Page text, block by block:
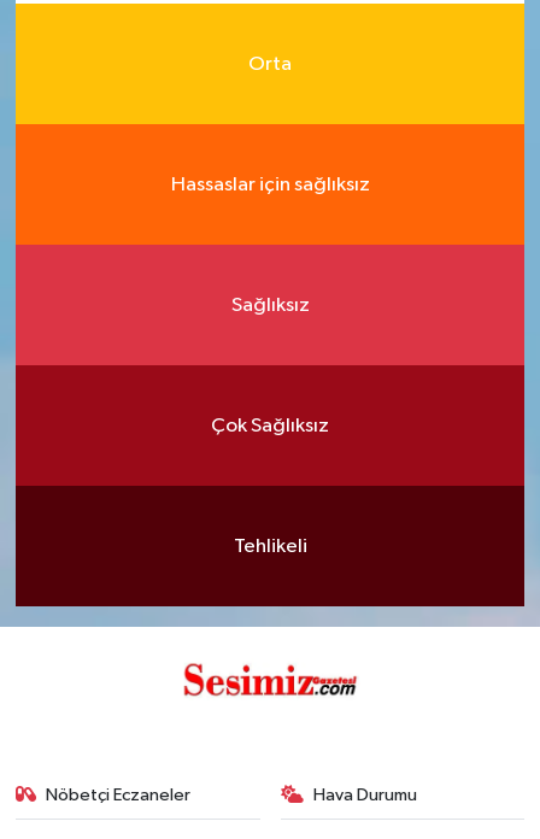
Orta
Hassaslar için sağlıksız
Sağlıksız
Çok Sağlıksız
Tehlikeli
Nöbetçi Eczaneler Hava Durumu